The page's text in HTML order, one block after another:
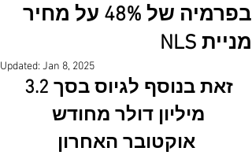
בפרמיה של 48% על מחיר
מניית NLS
Updated: Jan 8, 2025
מיליון דולר מחודש
אוקטובר האחרון